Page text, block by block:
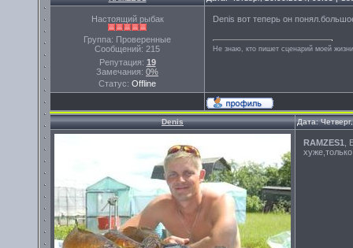
Настоящий рыбак
Группа: Проверенные
Сообщений: 215
Репутация: 19
Замечания: 0%
Статус: Offline
Denis вот теперь он
Не знаю, кто пишет сценарий моей
Denis Дата:
RAMZES1
,